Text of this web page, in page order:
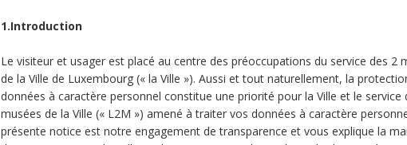
1.Introduction
Le visiteur et usager est placé au centre des préoccupations du service des 2
de la Ville de Luxembourg (« la Ville »). Aussi et tout naturellement, la
données à caractère personnel constitue une priorité pour la Ville et le service
musées de la Ville (« L2M ») amené à traiter vos données à caractère
présente notice est notre engagement de transparence et vous explique la